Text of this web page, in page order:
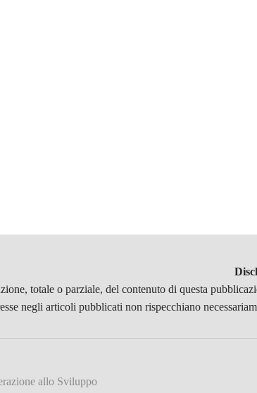
totale o parziale, del contenuto di questa
negli articoli pubblicati non rispecchiano
allo Sviluppo